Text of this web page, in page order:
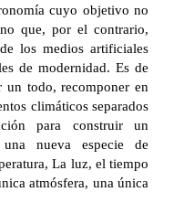
cuyo objetivo no
que, por el contrario,
los medios artificiales
de modernidad. Es de
un todo, recomponer en
climáticos separados
para construir un
nueva especie de
La luz, el tiempo
atmósfera, una única